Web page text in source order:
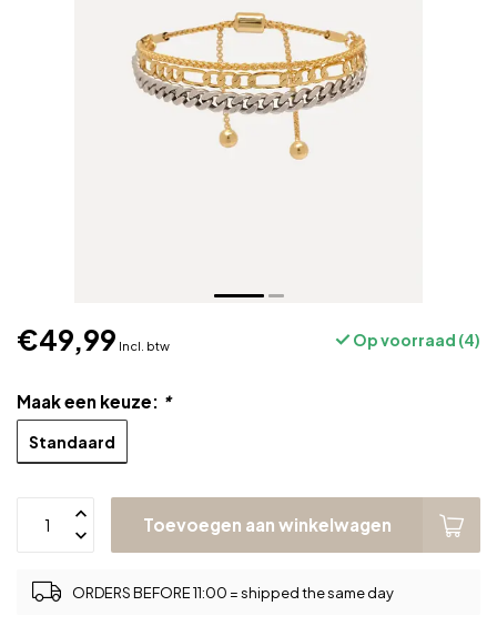
€49,99 Incl. btw Op voorraad (4)
Maak een keuze: *
Standaard
Toevoegen aan winkelwagen
ORDERS BEFORE 11:00 = shipped the same day